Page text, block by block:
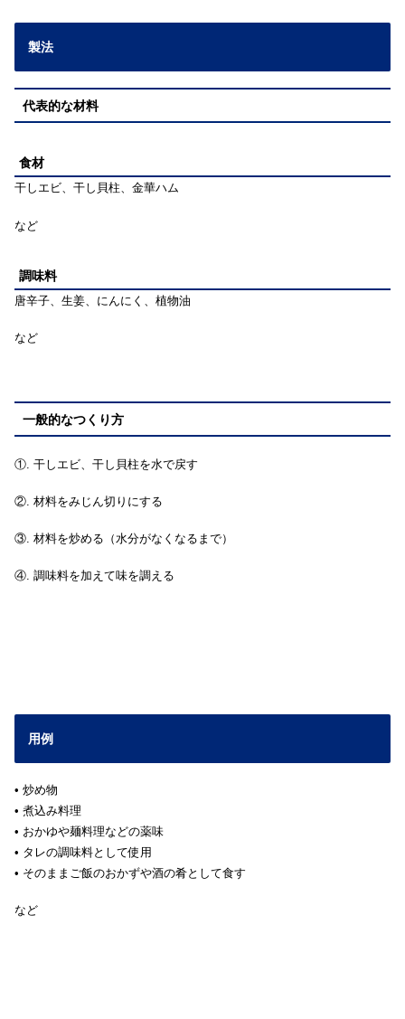
製法
代表的な材料
食材
干しエビ、干し貝柱、金華ハム
など
調味料
唐辛子、生姜、にんにく、植物油
など
一般的なつくり方
①. 干しエビ、干し貝柱を水で戻す
②. 材料をみじん切りにする
③. 材料を炒める（水分がなくなるまで）
④. 調味料を加えて味を調える
用例
• 炒め物
• 煮込み料理
• おかゆや麺料理などの薬味
• タレの調味料として使用
• そのままご飯のおかずや酒の肴として食す
など